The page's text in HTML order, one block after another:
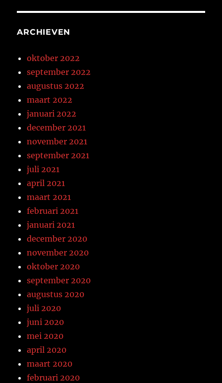
ARCHIEVEN
oktober 2022
september 2022
augustus 2022
maart 2022
januari 2022
december 2021
november 2021
september 2021
juli 2021
april 2021
maart 2021
februari 2021
januari 2021
december 2020
november 2020
oktober 2020
september 2020
augustus 2020
juli 2020
juni 2020
mei 2020
april 2020
maart 2020
februari 2020